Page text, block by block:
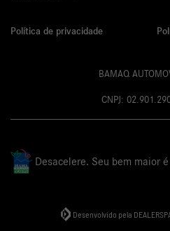
Política de privacidade
BAMAQ
CNPJ:
Desacelere. Seu bem maior
Desenvolvido pela